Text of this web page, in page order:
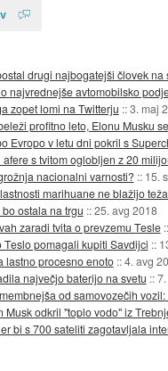
drugi najbogatejši človek na
najvrednejše avtomobilsko
zopet lomi na Twitterju ::3. maj
profitno leto, Elonu Musku
Evropo v letu dni pokril s
afere s tvitom oglobljen z 20
nacionalni varnosti? :: 15.
marihuane ne blažijo
ostala na trgu ::25. avg 2018
zaradi tvita o prevzemu Tesle ::
Teslo pomagali kupiti Savdijci ::
lastno procesno enoto ::4. avg
največjo baterijo na svetu ::
od samovozečih
Musk odkril "toplo vodo" iz
bi s 700 sateliti zagotavljala